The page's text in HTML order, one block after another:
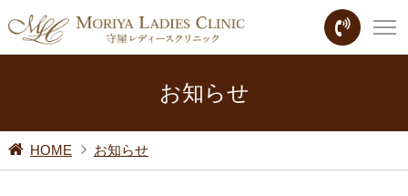
お知らせ
HOME お知らせ